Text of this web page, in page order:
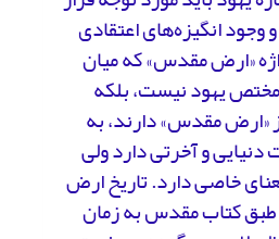
وجود انگیزه‌های اعتقادی
«ارض مقدس» که میان
مختص یهود نیست، بلکه
«ارض مقدس» دارند، به
و آخرتی دارد ولی
خاصی دارد. تاریخ ارض
کتاب مقدس به زمان